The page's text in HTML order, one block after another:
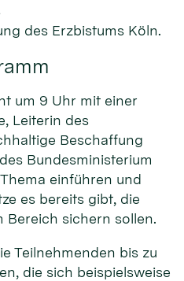
des Erzbistums Köln.
um 9 Uhr mit einer
Leiterin des
Beschaffung
Bundesministerium
einführen und
es bereits gibt, die
Bereich sichern sollen.
Teilnehmenden bis zu
die sich beispielsweise